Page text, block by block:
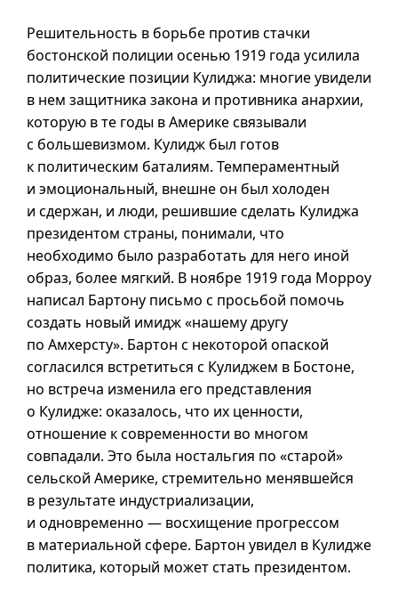
Решительность в борьбе против стачки
бостонской полиции осенью 1919 года усилила
политические позиции Кулиджа: многие увидели
в нем защитника закона и противника анархии,
которую в те годы в Америке связывали
с большевизмом. Кулидж был готов
к политическим баталиям. Темпераментный
и эмоциональный, внешне он был холоден
и сдержан, и люди, решившие сделать Кулиджа
президентом страны, понимали, что
необходимо было разработать для него иной
образ, более мягкий. В ноябре 1919 года Морроу
написал Бартону письмо с просьбой помочь
создать новый имидж «нашему другу
по Амхерсту». Бартон с некоторой опаской
согласился встретиться с Кулиджем в Бостоне,
но встреча изменила его представления
о Кулидже: оказалось, что их ценности,
отношение к современности во многом
совпадали. Это была ностальгия по «старой»
сельской Америке, стремительно менявшейся
в результате индустриализации,
и одновременно — восхищение прогрессом
в материальной сфере. Бартон увидел в Кулидже
политика, который может стать президентом.